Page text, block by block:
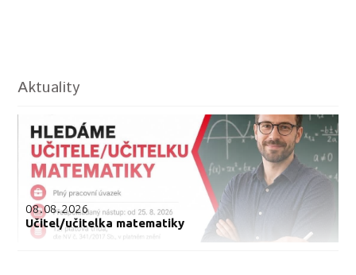
Aktuality
08.08.2026
Učitel/učitelka matematiky